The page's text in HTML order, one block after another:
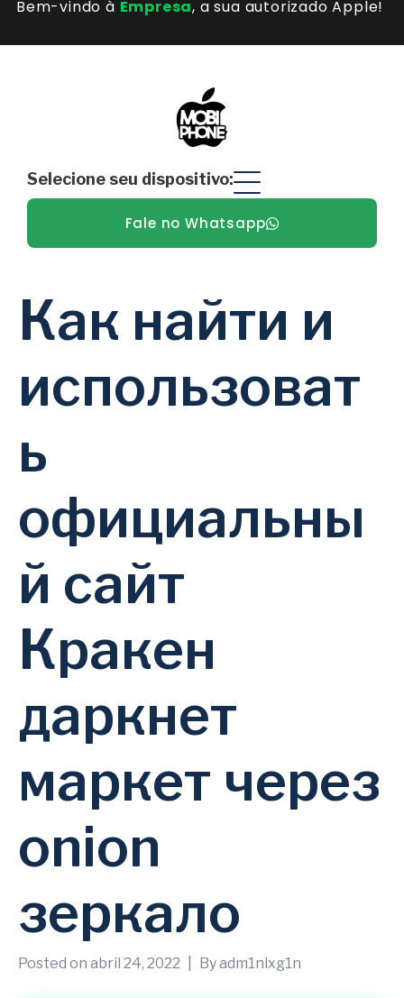
Bem-vindo à Empresa, a sua autorizado Apple! ​
Selecione seu dispositivo:
Fale no Whatsapp
Как найти и
использоват
ь
официальны
й сайт
Кракен
даркнет
маркет через
onion
зеркало
Posted on abril 24, 2022 Byadm1nlxg1n